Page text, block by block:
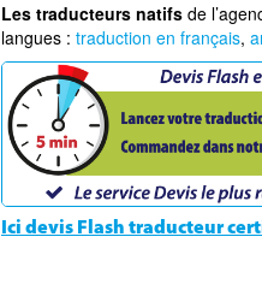
Les traducteurs natifs de
langues : traduction en français,
Ici devis Flash traducteur